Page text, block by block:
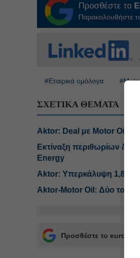
Προσθέστε το
Παρακολουθήστε
#Εταιρικά ομόλογα
ΣΧΕΤΙΚΑ ΘΕΜΑΤΑ
Aktor: Deal με Motor Oil
Εκτίναξη περιθωρίων
Energy
Aktor: Υπερκάλυψη 1,8
Αktor-Motor Oil: Δύο
Προσθέστε το